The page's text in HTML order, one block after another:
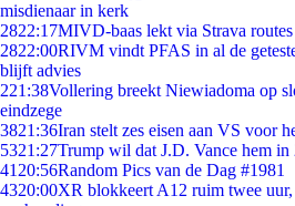
misdienaar in kerk
2822:17MIVD-baas lekt via Strava routes
2822:00RIVM vindt PFAS in al de
blijft advies
221:38Vollering breekt Niewiadoma op
eindzege
3821:36Iran stelt zes eisen aan VS voor
5321:27Trump wil dat J.D. Vance hem
41 20:56Random Pics van de Dag #1981
4320:00XR blokkeert A12 ruim twee uur,